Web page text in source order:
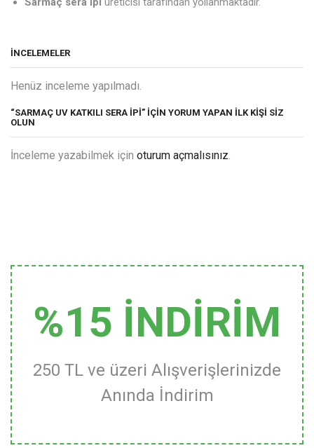
İNCELEMELER
Henüz inceleme yapılmadı.
“SARMAÇ UV KATKILI SERA İPI” IÇIN YORUM YAPAN ILK KIŞI SIZ
OLUN
İnceleme yazabilmek için oturum açmalısınız
%15 İNDİRİM
250 TL ve üzeri Alışverişlerinizde
Anında İndirim